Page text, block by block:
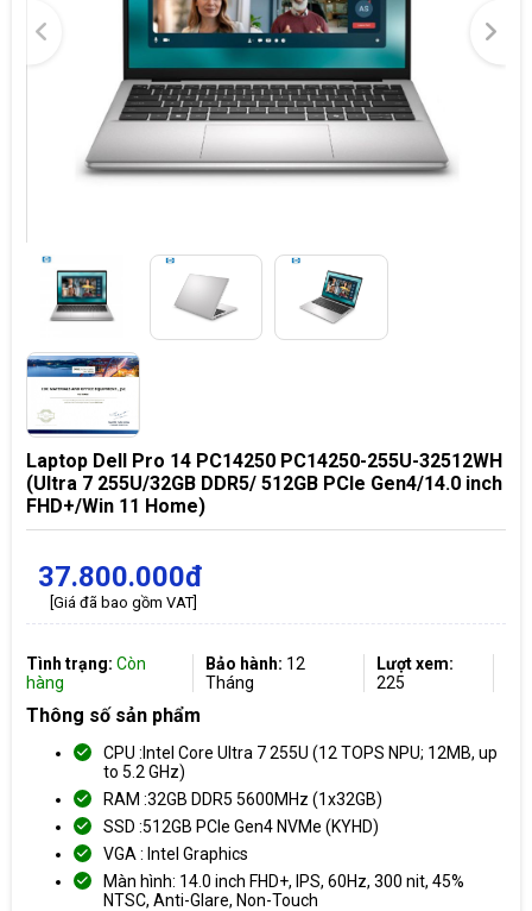
Laptop Dell Pro 14 PC14250 PC14250-255U-32512WH
(Ultra 7 255U/32GB DDR5/ 512GB PCIe Gen4/14.0 inch
FHD+/Win 11 Home)
37.800.000đ
[Giá đã bao gồm VAT]
Tình trạng: Còn
hàng
Bảo hành: 12
Tháng
Lượt xem:
225
Thông số sản phẩm
CPU :Intel Core Ultra 7 255U (12 TOPS NPU; 12MB, up
to 5.2 GHz)
RAM :32GB DDR5 5600MHz (1x32GB)
SSD :512GB PCIe Gen4 NVMe (KYHD)
VGA : Intel Graphics
Màn hình: 14.0 inch FHD+, IPS, 60Hz, 300 nit, 45%
NTSC, Anti-Glare, Non-Touch